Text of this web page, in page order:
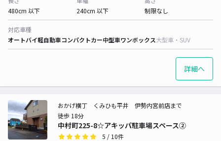
480cm 以下
240cm 以下
制限なし
対応車種
オートバイ軽自動車コンパクトカー中型車ワンボックス大型車・SUV
詳細へ
中村町225-8☆アキッパ駐車場スペース②
おかげ横丁 くみひも平井 伊勢内宮前店まで
徒歩 18分
5 / 10件